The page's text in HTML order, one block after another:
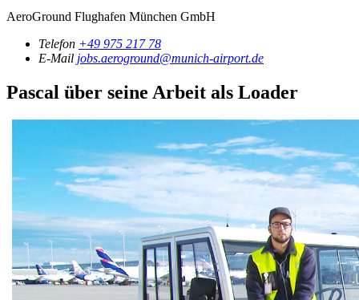
AeroGround Flughafen München GmbH
Telefon +49 975 217 78
E-Mail jobs.aeroground@munich-airport.de
Pascal über seine Arbeit als Loader